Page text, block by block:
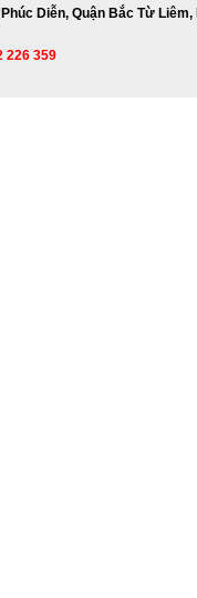
Diễn, Quận Bắc Từ Liêm,
226 359